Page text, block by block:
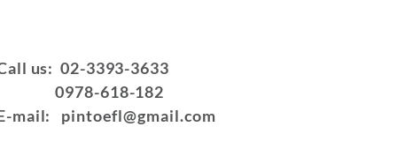
us: 02-3393-3633
618-182
mail: pintoefl@gmail.com